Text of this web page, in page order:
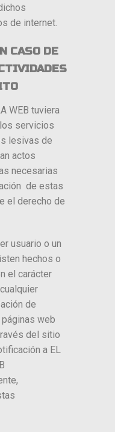
de internet.
CASO DE
WEB tuviera
servicios
lesivas de
actos
necesarias
de estas
el derecho de
usuario o un
hechos o
el carácter
de
web
del sitio
a EL